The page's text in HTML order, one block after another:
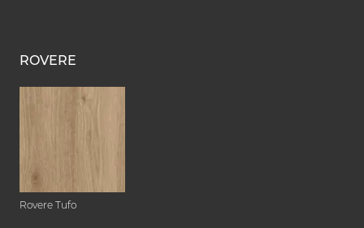
ROVERE
Rovere Tufo